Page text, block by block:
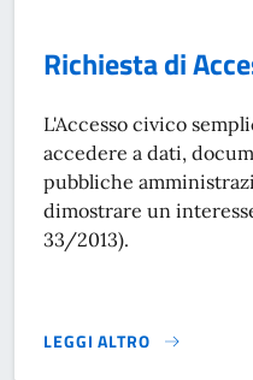
Richiesta di
L'Accesso civico
accedere a dati,
pubbliche
dimostrare un
33/2013).
LEGGI ALTRO
RICHIESTA DI ACCESSO